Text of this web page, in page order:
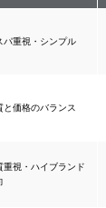
パ重視・シンプル
と価格のバランス
重視・ハイブランド